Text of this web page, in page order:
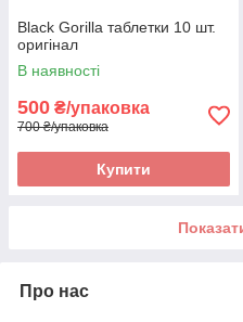
Black Gorilla таблетки 10 шт.
оригінал
В наявності
500 ₴/упаковка
700 ₴/упаковка
Купити
Про нас